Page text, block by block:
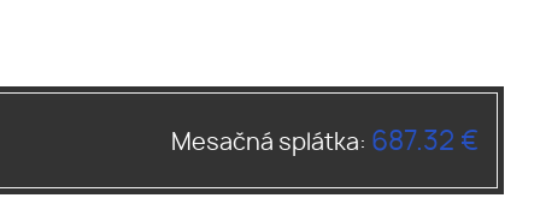
Mesačná splátka: 687.32 €